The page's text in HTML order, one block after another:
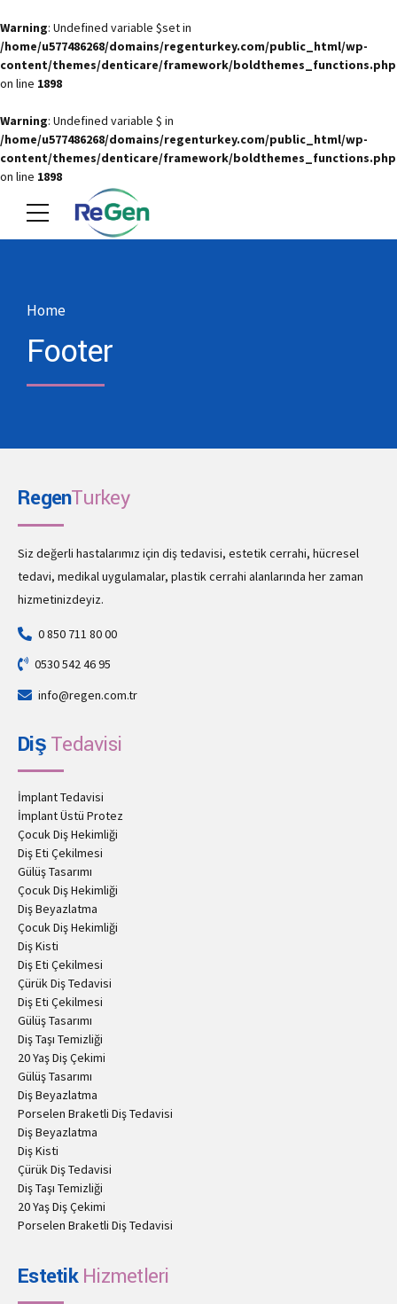
Warning: Undefined variable $set in
/home/u577486268/domains/regenturkey.com/public_html/wp-
content/themes/denticare/framework/boldthemes_functions.php
on line 1898
Warning: Undefined variable $ in
/home/u577486268/domains/regenturkey.com/public_html/wp-
content/themes/denticare/framework/boldthemes_functions.php
on line 1898
Home
Footer
RegenTurkey
Siz değerli hastalarımız için diş tedavisi, estetik cerrahi, hücresel
tedavi, medikal uygulamalar, plastik cerrahi alanlarında her zaman
hizmetinizdeyiz.
0 850 711 80 00
0530 542 46 95
info@regen.com.tr
DişTedavisi
İmplant Tedavisi
İmplant Üstü Protez
Çocuk Diş Hekimliği
Diş Eti Çekilmesi
Gülüş Tasarımı
Çocuk Diş Hekimliği
Diş Beyazlatma
Çocuk Diş Hekimliği
Diş Kisti
Diş Eti Çekilmesi
Çürük Diş Tedavisi
Diş Eti Çekilmesi
Gülüş Tasarımı
Diş Taşı Temizliği
20 Yaş Diş Çekimi
Gülüş Tasarımı
Diş Beyazlatma
Porselen Braketli Diş Tedavisi
Diş Beyazlatma
Diş Kisti
Çürük Diş Tedavisi
Diş Taşı Temizliği
20 Yaş Diş Çekimi
Porselen Braketli Diş Tedavisi
Estetik Hizmetleri